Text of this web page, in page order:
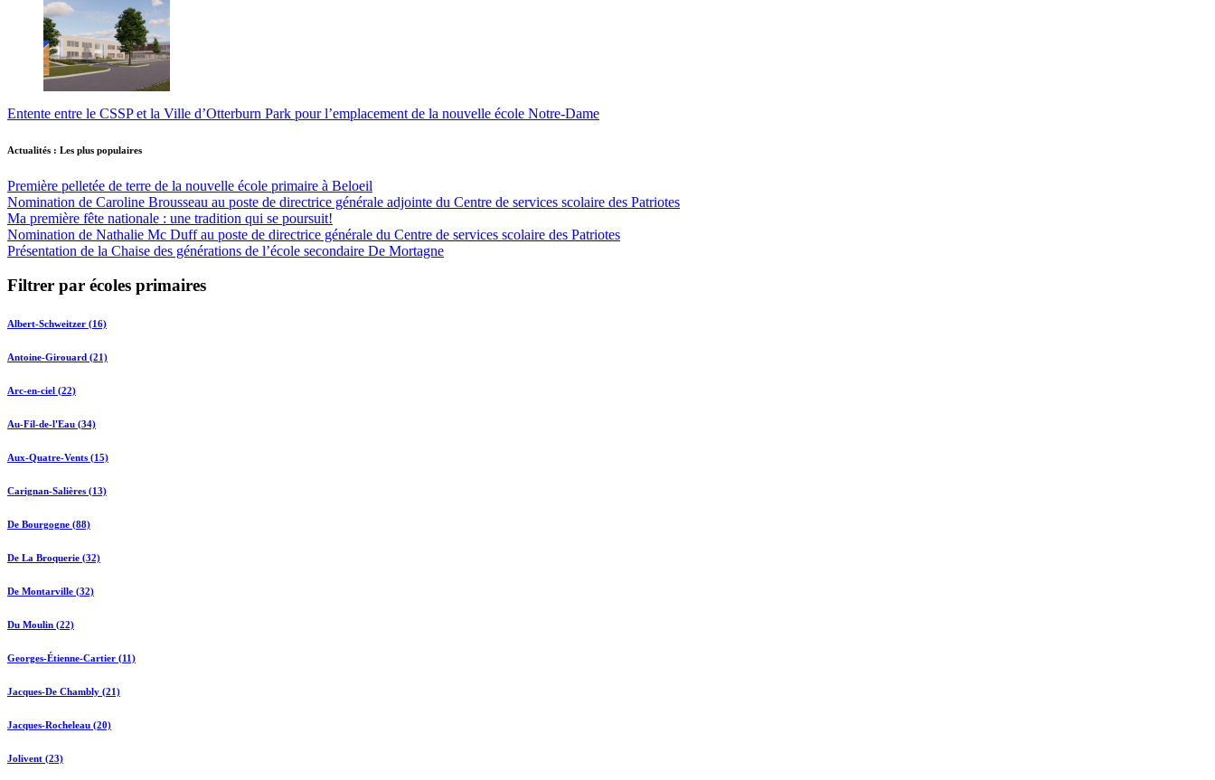
Entente entre le CSSP et la Ville d’Otterburn Park pour l’emplacement de la nouvelle école Notre-Dame
Actualités : Les plus populaires
Première pelletée de terre de la nouvelle école primaire à Beloeil
Nomination de Caroline Brousseau au poste de directrice générale adjointe du Centre de services scolaire des Patriotes
Ma première fête nationale : une tradition qui se poursuit!
Nomination de Nathalie Mc Duff au poste de directrice générale du Centre de services scolaire des Patriotes
Présentation de la Chaise des générations de l’école secondaire De Mortagne
Filtrer par écoles primaires
Albert-Schweitzer (16)
Antoine-Girouard (21)
Arc-en-ciel (22)
Au-Fil-de-l'Eau (34)
Aux-Quatre-Vents (15)
Carignan-Salières (13)
De Bourgogne (88)
De La Broquerie (32)
De Montarville (32)
Du Moulin (22)
Georges-Étienne-Cartier (11)
Jacques-De Chambly (21)
Jacques-Rocheleau (20)
Jolivent (23)